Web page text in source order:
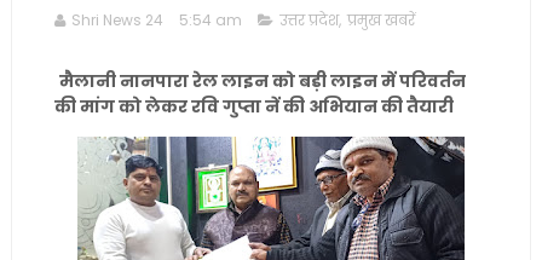
Shri News 24 5:54 am उत्तर प्रदेश, प्रमुख खबरें
मैलानी नानपारा रेल लाइन को बड़ी लाइन में परिवर्तन
की मांग को लेकर रवि गुप्ता नें की अभियान की तैयारी